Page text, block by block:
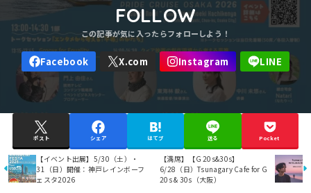
FOLLOW
ポスト シェア はてブ 送る Pocket
【イベント出展】5/30（土）・
31（日）開催：神戸レインボーフ
ェスタ2026
【満席】【G 20s&30s】
6/28（日）Tsunagary Cafe for G
20s & 30s（大阪）